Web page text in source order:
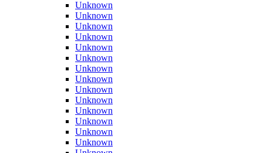
Unknown
Unknown
Unknown
Unknown
Unknown
Unknown
Unknown
Unknown
Unknown
Unknown
Unknown
Unknown
Unknown
Unknown